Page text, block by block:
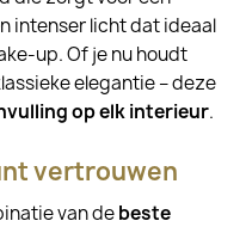
intenser licht dat ideaal
up. Of je nu houdt
elegantie – deze
op elk interieur.
vertrouwen
van debeste